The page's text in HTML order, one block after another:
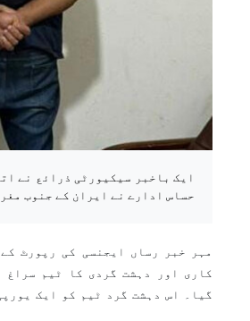
ایک باخبر سیکیورٹی ذرائع نے
حساس ادارے نے ایران کے جنوب
مہر خبر رساں ایجنسی کی رپورٹ
کاری اور دہشت گردی کا ٹیم
گیا۔ اس دہشت گرد ٹیم کو ایک